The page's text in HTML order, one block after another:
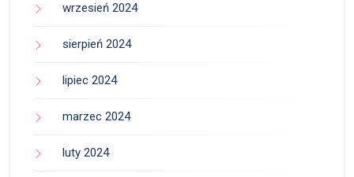
wrzesień 2024
sierpień 2024
lipiec 2024
marzec 2024
luty 2024